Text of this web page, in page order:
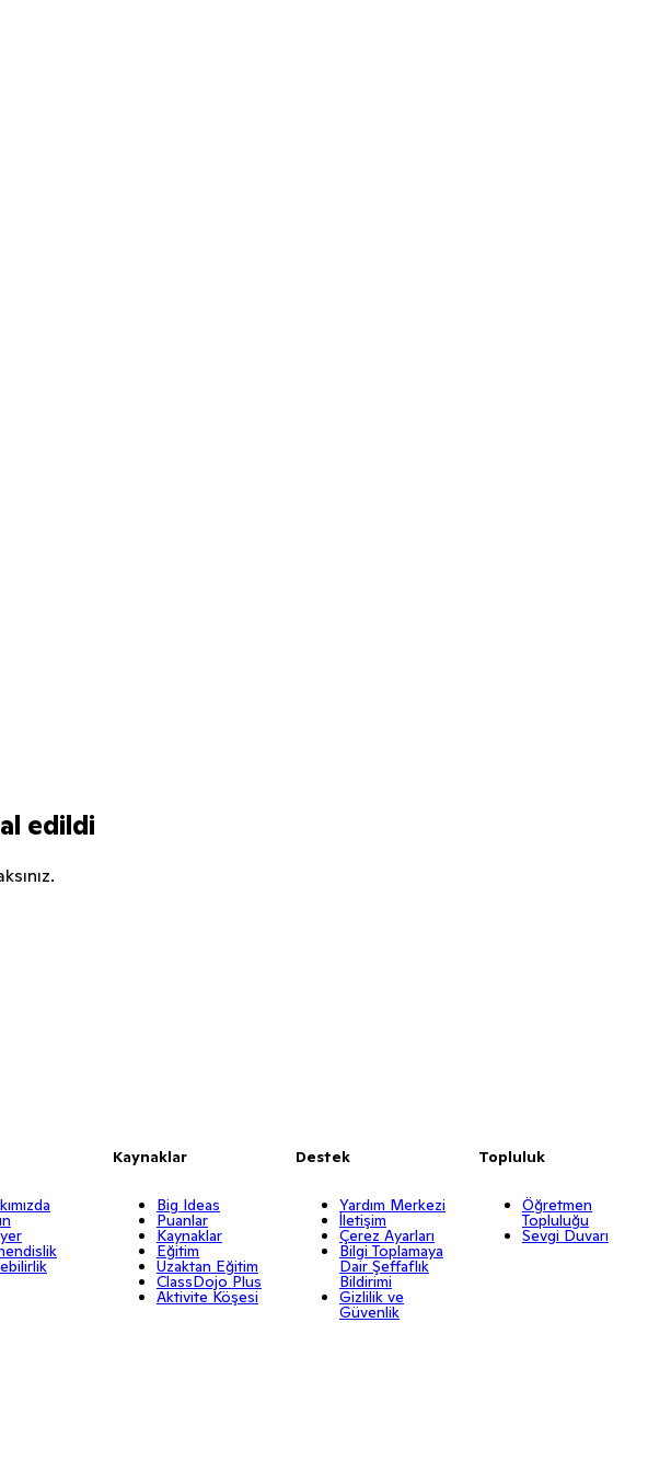
edildi
Kaynaklar
Big Ideas
Puanlar
Kaynaklar
Eğitim
Uzaktan Eğitim
ClassDojo Plus
Aktivite Köşesi
Destek
Yardım Merkezi
İletişim
Çerez Ayarları
Bilgi Toplamaya
Dair Şeffaflık
Bildirimi
Gizlilik ve
Güvenlik
Topluluk
Öğretmen
Topluluğu
Sevgi Duvarı